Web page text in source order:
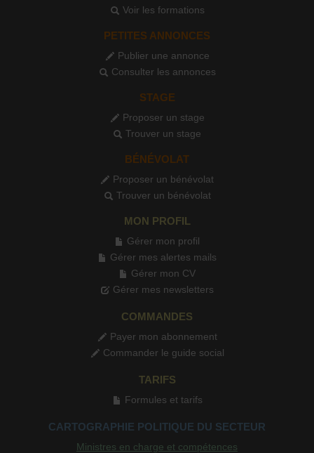
Voir les formations
PETITES ANNONCES
Publier une annonce
Consulter les annonces
STAGE
Proposer un stage
Trouver un stage
BÉNÉVOLAT
Proposer un bénévolat
Trouver un bénévolat
MON PROFIL
Gérer mon profil
Gérer mes alertes mails
Gérer mon CV
Gérer mes newsletters
COMMANDES
Payer mon abonnement
Commander le guide social
TARIFS
Formules et tarifs
CARTOGRAPHIE POLITIQUE DU SECTEUR
Ministres en charge et compétences